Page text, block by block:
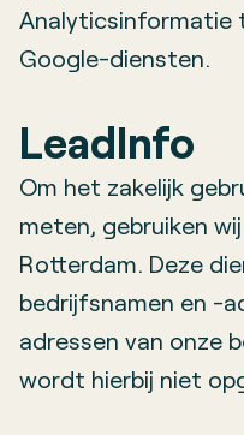
Analyticsinformatie
Google-diensten.
LeadInfo
Om het zakelijk
meten, gebruiken
Rotterdam. Deze
bedrijfsnamen en -
adressen van onze
wordt hierbij niet